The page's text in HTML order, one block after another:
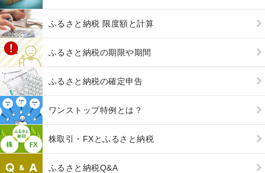
ふるさと納税 限度額と計算
ふるさと納税の期限や期間
ふるさと納税の確定申告
ワンストップ特例とは？
株取引・FXとふるさと納税
ふるさと納税Q&A